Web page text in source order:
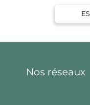
Nos réseaux